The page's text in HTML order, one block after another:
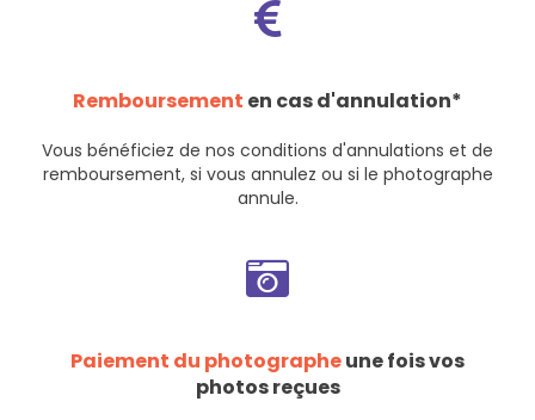
Remboursement en cas d'annulation*
Vous bénéficiez de nos conditions d'annulations et de
remboursement, si vous annulez ou si le photographe
annule.
Paiement du photographeune fois vos
photos reçues